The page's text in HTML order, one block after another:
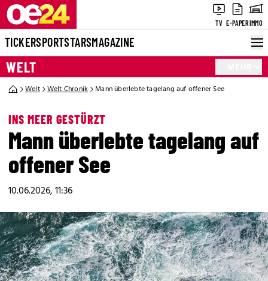
TV E-PAPERIMMO
TICKERSPORTSTARSMAGAZINE
WELT
Welt Welt Chronik Mann überlebte tagelang auf offener See
INS MEER GESTÜRZT
Mann überlebte tagelang auf
offener See
10.06.2026, 11:36